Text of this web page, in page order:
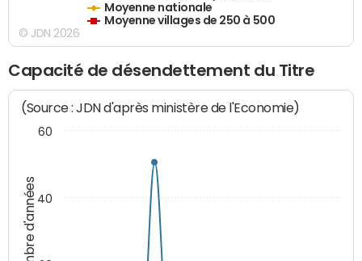
Moyenne nationale
Moyenne villages de 250 à 500
© JDN 2026
Capacité de désendettement du Titre
Nombre d'années
(Source : JDN d'après ministère de l'Economie)
40
60